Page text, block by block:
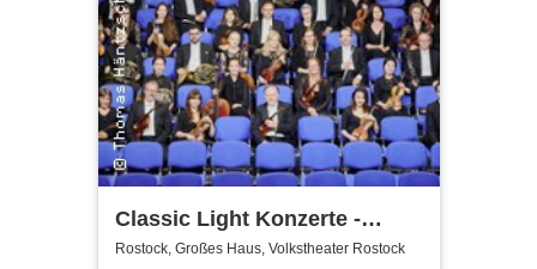
Classic Light Konzerte -
Volkstheater Rostock
Rostock, Großes Haus, Volkstheater Rostock